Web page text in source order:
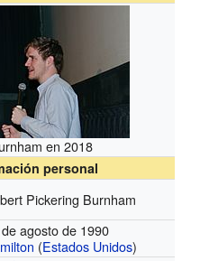
en 2018
personal
Pickering Burnham
agosto de 1990
(Estados Unidos)